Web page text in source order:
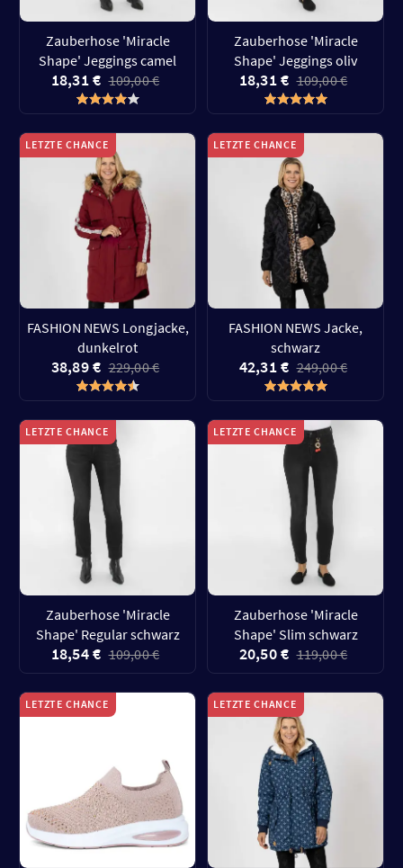
Zauberhose 'Miracle
Shape' Jeggings camel
18,31 € 109,00 €
Zauberhose 'Miracle
Shape' Jeggings oliv
18,31 € 109,00 €
LETZTE CHANCE
FASHION NEWS Longjacke,
dunkelrot
38,89 € 229,00 €
LETZTE CHANCE
FASHION NEWS Jacke,
schwarz
42,31 € 249,00 €
LETZTE CHANCE
Zauberhose 'Miracle
Shape' Regular schwarz
18,54 € 109,00 €
LETZTE CHANCE
Zauberhose 'Miracle
Shape' Slim schwarz
20,50 € 119,00 €
LETZTE CHANCE LETZTE CHANCE